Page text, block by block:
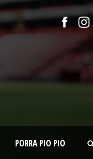
PORRA PIO PIO